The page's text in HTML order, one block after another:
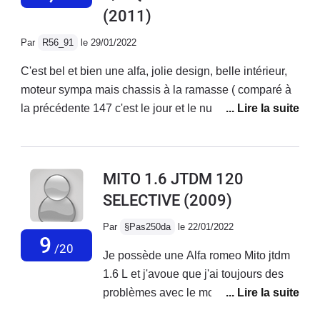
mais ce n'est pas la plupart du temps...Voiture assez
confortable.Très belle sonorité qui donne envie
d'accélerer, même avec la ligne d'origine.Enfin
magnifique design, c'est une voiture très belle à
regarder.
(2011)
Par R56_91 le 29/01/2022
C'est bel et bien une alfa, jolie design, belle intérieur,
moteur sympa mais chassis à la ramasse ( comparé à
la précédente 147 c'est le jour et le nuit...) Fiabilité à
km...).Je ne l'ai finalement gardé seulement 1 an.2000
du haut moteur (multi air) et entretien classique suite à
quoi une conductrice à gentiment mis fin à mes
souffrances en me refusant une priorité... RIP la mito :)
9 /20
MITO 1.6 JTDM 120
SELECTIVE (2009)
Par §Pas250da le 22/01/2022
Je possède une Alfa romeo Mito jtdm
1.6 L et j'avoue que j'ai toujours des
problèmes avec le moteur au quel